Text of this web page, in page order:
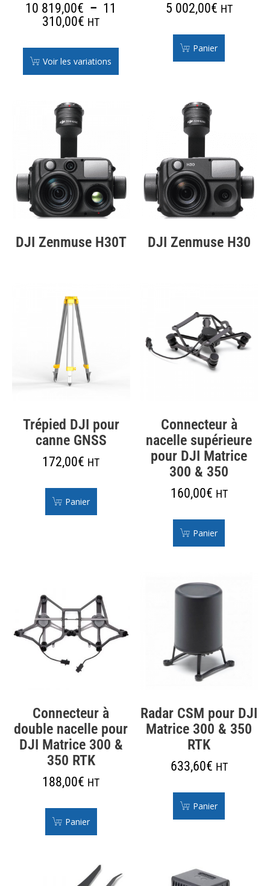
10 819,00€ – 11
310,00€ HT
Voir les variations
5 002,00€ HT
Panier
DJI Zenmuse H30T DJI Zenmuse H30
Trépied DJI pour
canne GNSS
172,00€ HT
Panier
Connecteur à
nacelle supérieure
pour DJI Matrice
300 & 350
160,00€ HT
Panier
Connecteur à
double nacelle pour
DJI Matrice 300 &
350 RTK
188,00€ HT
Panier
Radar CSM pour DJI
Matrice 300 & 350
RTK
633,60€ HT
Panier